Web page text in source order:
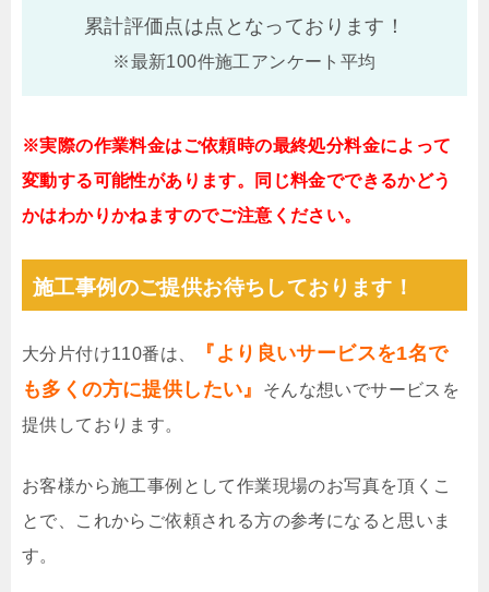
累計評価点は点となっております！
※最新100件施工アンケート平均
※実際の作業料金はご依頼時の最終処分料金によって
変動する可能性があります。同じ料金でできるかどう
かはわかりかねますのでご注意ください。
施工事例のご提供お待ちしております！
大分片付け110番は、
『より良いサービスを1名で
も多くの方に提供したい』
そんな想いでサービスを
提供しております。
お客様から施工事例として作業現場のお写真を頂くこ
とで、これからご依頼される方の参考になると思いま
す。